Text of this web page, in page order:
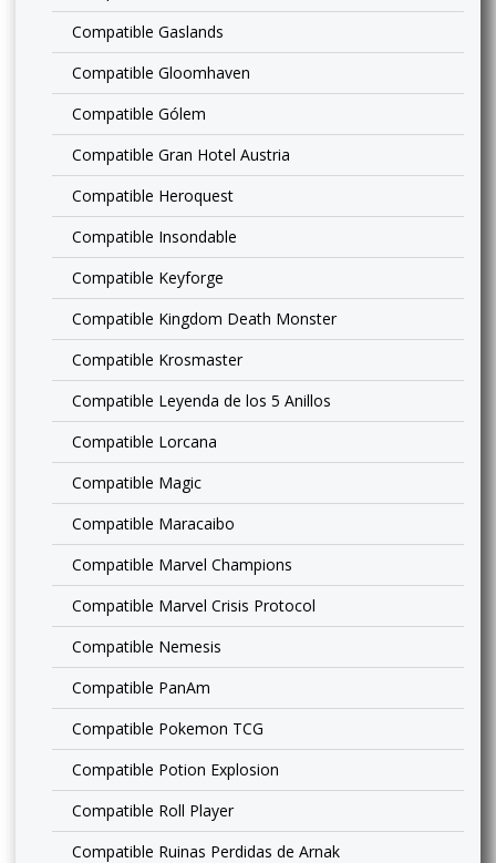
Compatible Gaslands
Compatible Gloomhaven
Compatible Gólem
Compatible Gran Hotel Austria
Compatible Heroquest
Compatible Insondable
Compatible Keyforge
Compatible Kingdom Death Monster
Compatible Krosmaster
Compatible Leyenda de los 5 Anillos
Compatible Lorcana
Compatible Magic
Compatible Maracaibo
Compatible Marvel Champions
Compatible Marvel Crisis Protocol
Compatible Nemesis
Compatible PanAm
Compatible Pokemon TCG
Compatible Potion Explosion
Compatible Roll Player
Compatible Ruinas Perdidas de Arnak